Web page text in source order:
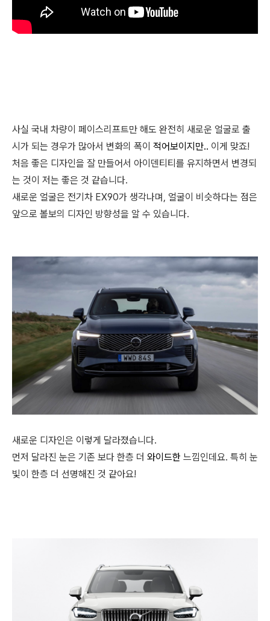
사실 국내 차량이 페이스리프트만 해도 완전히 새로운 얼굴로 출
시가 되는 경우가 많아서 변화의 폭이 적어보이지만.. 이게 맞죠!
처음 좋은 디자인을 잘 만들어서 아이덴티티를 유지하면서 변경되
는 것이 저는 좋은 것 같습니다.
새로운 얼굴은 전기차 EX90가 생각나며, 얼굴이 비슷하다는 점은
앞으로 볼보의 디자인 방향성을 알 수 있습니다.
새로운 디자인은 이렇게 달라졌습니다.
먼저 달라진 눈은 기존 보다 한층 더 와이드한 느낌인데요. 특히 눈
빛이 한층 더 선명해진 것 같아요!